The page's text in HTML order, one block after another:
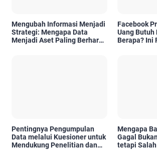
Mengubah Informasi Menjadi
Strategi: Mengapa Data
Menjadi Aset Paling Berharga
Facebook
Uang Butuh
Berapa? Ini
Pentingnya Pengumpulan
Data melalui Kuesioner untuk
Mendukung Penelitian dan
Mengapa
Gagal
tetapi